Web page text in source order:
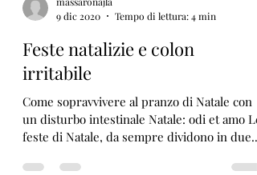
massaronajla
9 dic 2020
Tempo di lettura: 4 min
Feste natalizie e colon
irritabile
Come sopravvivere al pranzo di Natale con
un disturbo intestinale Natale: odi et amo Le